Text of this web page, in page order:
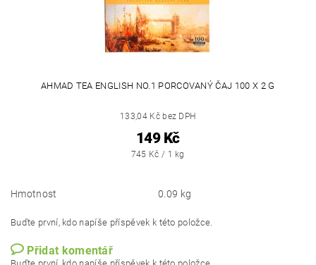
AHMAD TEA ENGLISH NO.1 PORCOVANÝ ČAJ 100 X 2 G
133,04 Kč bez DPH
149 Kč
745 Kč / 1 kg
Hmotnost 0.09 kg
Buďte první, kdo napíše příspěvek k této položce.
Přidat komentář